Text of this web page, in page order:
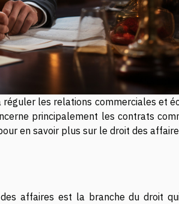
les relations commerciales et
principalement les contrats
en savoir plus sur le droit des
affaires est la branche du droit